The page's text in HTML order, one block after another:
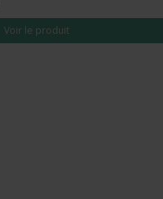
Voir le produit